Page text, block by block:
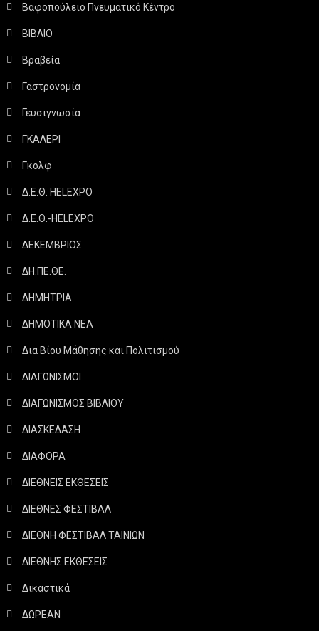
Βαφοπούλειο Πνευματικό Κέντρο
ΒΙΒΛΙΟ
Βραβεία
Γαστρονομία
Γευσιγνωσία
ΓΚΑΛΕΡΙ
Γκολφ
Δ.Ε.Θ. HELEXPO
Δ.Ε.Θ.-HELEXPO
ΔΕΚΕΜΒΡΙΟΣ
ΔΗ.ΠΕ.ΘΕ.
ΔΗΜΗΤΡΙΑ
ΔΗΜΟΤΙΚΑ ΝΕΑ
Δια Βίου Μάθησης και Πολιτισμού
ΔΙΑΓΩΝΙΣΜΟΙ
ΔΙΑΓΩΝΙΣΜΟΣ ΒΙΒΛΙΟΥ
ΔΙΑΣΚΕΔΑΣΗ
ΔΙΑΦΟΡΑ
ΔΙΕΘΝΕΙΣ ΕΚΘΕΣΕΙΣ
ΔΙΕΘΝΕΣ ΦΕΣΤΙΒΑΛ
ΔΙΕΘΝΗ ΦΕΣΤΙΒΑΛ ΤΑΙΝΙΩΝ
ΔΙΕΘΝΗΣ ΕΚΘΕΣΕΙΣ
Δικαστικά
ΔΩΡΕΑΝ